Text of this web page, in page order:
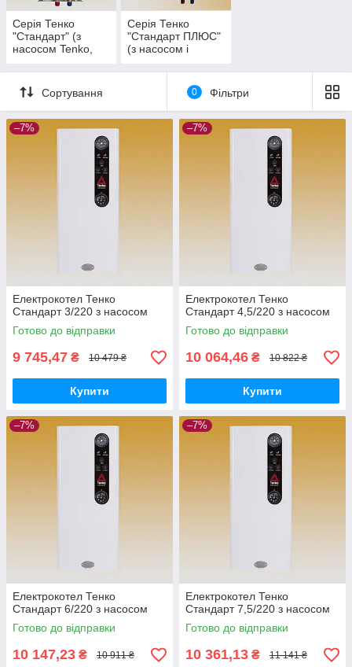
серії "Стандарт" доданий розширювальний бачок на 7 літрів
фірми Zilmet. Встановлені фітинги з міді. Циркуляційний
насос Grundfos. Потужності від 3 до 36 кВт.
Серія Тенко
"Стандарт" (з
насосом Tenko,
Серія Тенко
"Стандарт ПЛЮС"
(з насосом і
Сортування 0 Фільтри
–7%
Електрокотел Тенко
Стандарт 3/220 з насосом
Готово до відправки
9 745,47 ₴ 10 479 ₴
Купити
–7%
Електрокотел Тенко
Стандарт 4,5/220 з насосом
Готово до відправки
10 064,46 ₴ 10 822 ₴
Купити
–7%
Електрокотел Тенко
Стандарт 6/220 з насосом
Готово до відправки
10 147,23 ₴ 10 911 ₴
–7%
Електрокотел Тенко
Стандарт 7,5/220 з насосом
Готово до відправки
10 361,13 ₴ 11 141 ₴